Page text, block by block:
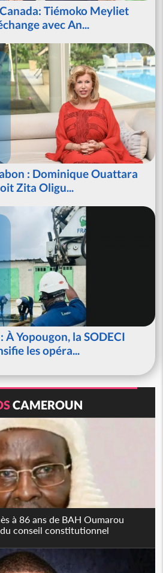
Tiémoko Meyliet
avec An...
: Dominique Ouattara
Zita Oligu...
Yopougon, la SODECI
les opéra...
CAMEROUN
à 86 ans de BAH Oumarou
conseil constitutionnel